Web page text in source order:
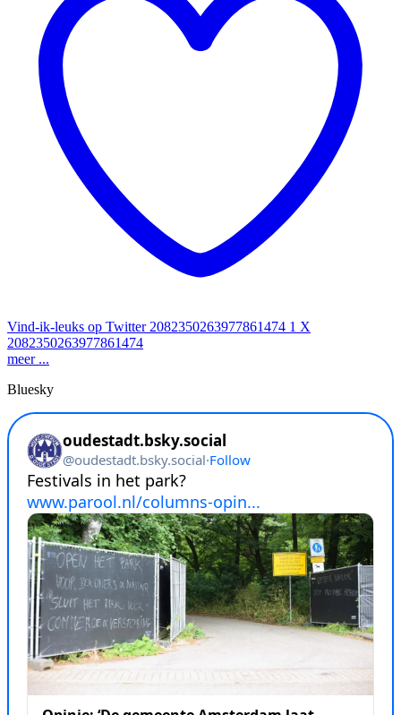
Vind-ik-leuks op Twitter 2082350263977861474 1 X
2082350263977861474
meer ...
Bluesky